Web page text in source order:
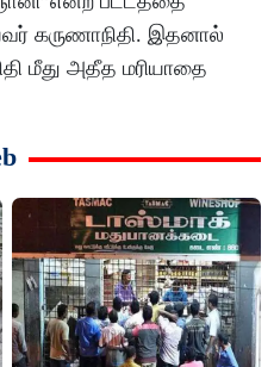
கருணாநிதி. இதனால்
மீது அதீத மரியாதை